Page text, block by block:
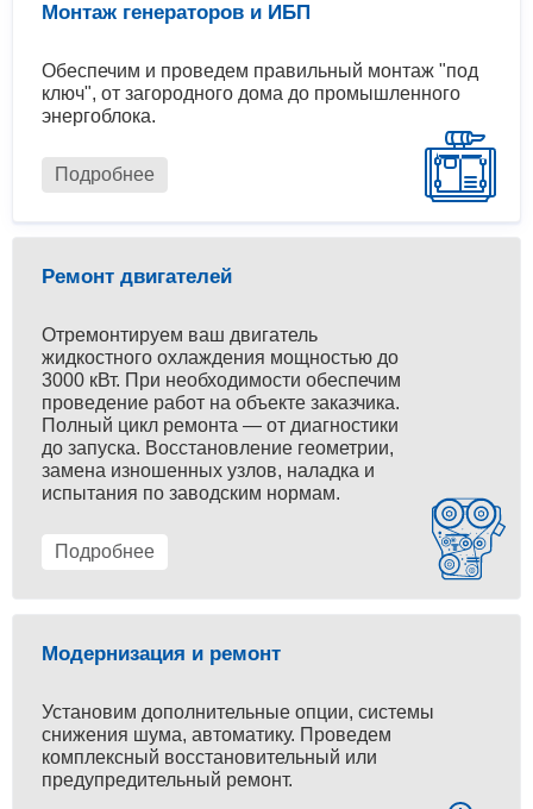
Монтаж генераторов и ИБП
Обеспечим и проведем правильный монтаж "под
ключ", от загородного дома до промышленного
энергоблока.
Подробнее
Ремонт двигателей
Отремонтируем ваш двигатель
жидкостного охлаждения мощностью до
3000 кВт. При необходимости обеспечим
проведение работ на объекте заказчика.
Полный цикл ремонта — от диагностики
до запуска. Восстановление геометрии,
замена изношенных узлов, наладка и
испытания по заводским нормам.
Подробнее
Модернизация и ремонт
Установим дополнительные опции, системы
снижения шума, автоматику. Проведем
комплексный восстановительный или
предупредительный ремонт.